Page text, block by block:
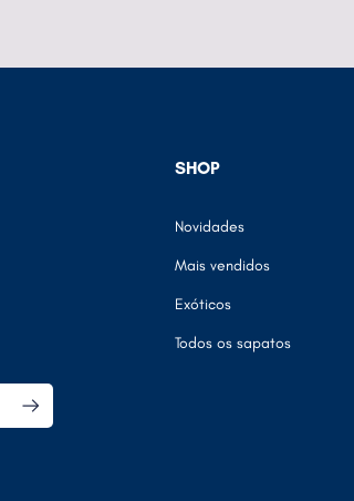
SHOP
Novidades
Mais vendidos
Exóticos
Todos os sapatos